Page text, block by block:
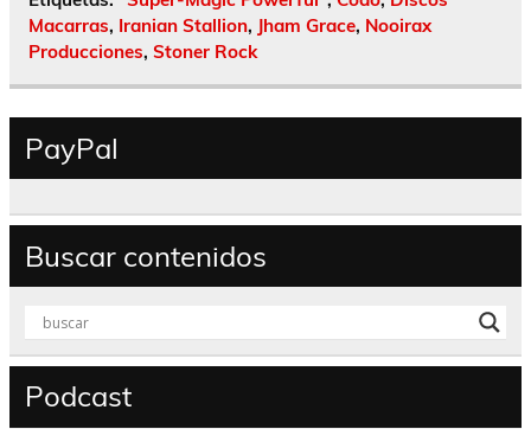
Macarras, Iranian Stallion, Jham Grace, Nooirax
Producciones, Stoner Rock
PayPal
Buscar contenidos
Podcast